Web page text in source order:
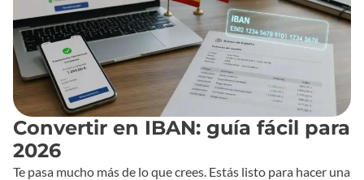
Convertir en IBAN: guía fácil para
2026
Te pasa mucho más de lo que crees. Estás listo para hacer una